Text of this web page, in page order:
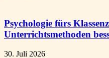
Psychologie fürs
Unterrichtsmethoden
30. Juli 2026